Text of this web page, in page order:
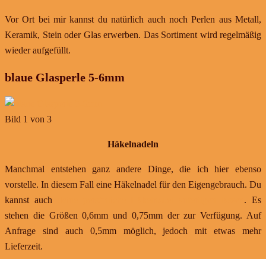
Vor Ort bei mir kannst du natürlich auch noch Perlen aus Metall,
Keramik, Stein oder Glas erwerben. Das Sortiment wird regelmäßig
wieder aufgefüllt.
blaue Glasperle 5-6mm
Bild 1 von 3
Häkelnadeln
Manchmal entstehen ganz andere Dinge, die ich hier ebenso
vorstelle. In diesem Fall eine Häkelnadel für den Eigengebrauch. Du
kannst auch
. Es
stehen die Größen 0,6mm und 0,75mm der zur Verfügung. Auf
Anfrage sind auch 0,5mm möglich, jedoch mit etwas mehr
Lieferzeit.